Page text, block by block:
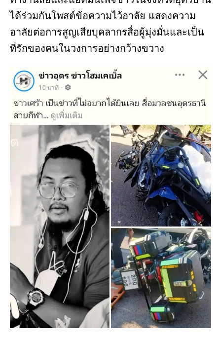
ได้ร่วมกันโพสต์ข้อความไว้อาลัย แสดงความ
อาลัยต่อการสูญเสียบุคลากรสื่อผู้มุ่งมั่นและเป็น
ที่รักของคนในวงการอย่างกว้างขวาง